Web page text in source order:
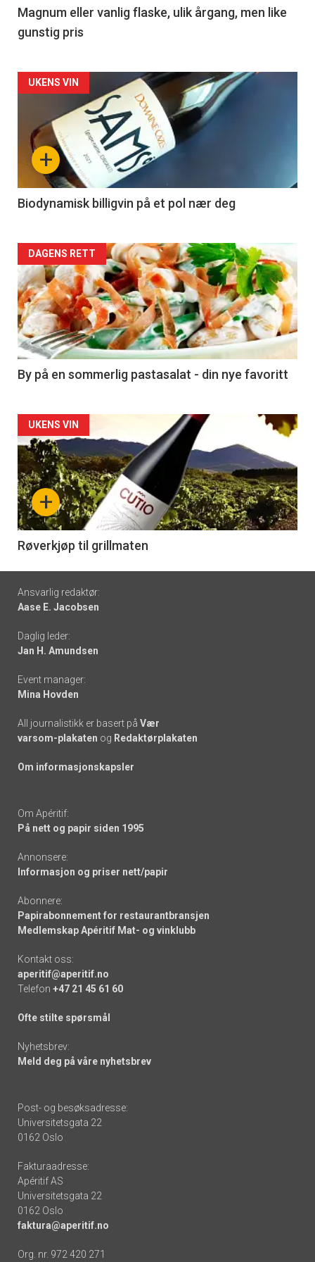
3
Magnum eller vanlig flaske, ulik årgang, men like
gunstig pris
Forsiden
akkurat
nå
4
+
UKENS VIN
Biodynamisk billigvin på et pol nær deg
Forsiden
akkurat
nå
-
5
DAGENS RETT
By på en sommerlig pastasalat - din nye favoritt
Forsiden
akkurat
nå
-
6
+
UKENS VIN
Røverkjøp til grillmaten
Footer
-
links
Ansvarlig redaktør:
Aase E. Jacobsen
Daglig leder:
Jan H. Amundsen
Event manager:
Mina Hovden
All journalistikk er basert på Vær
varsom-plakaten og Redaktørplakaten
Om informasjonskapsler
Om Apéritif:
På nett og papir siden 1995
Annonsere:
Informasjon og priser nett/papir
Abonnere:
Papirabonnement for restaurantbransjen
Medlemskap Apéritif Mat- og vinklubb
Kontakt oss:
aperitif@aperitif.no
Telefon +47 21 45 61 60
Ofte stilte spørsmål
Nyhetsbrev:
Meld deg på våre nyhetsbrev
Post- og besøksadresse:
Universitetsgata 22
0162 Oslo
Fakturaadresse:
Apéritif AS
Universitetsgata 22
0162 Oslo
faktura@aperitif.no
Org. nr. 972 420 271